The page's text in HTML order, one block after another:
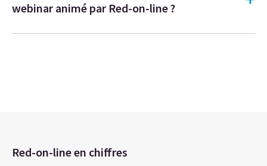
webinar animé par Red-on-line ?
Red-on-line en chiffres